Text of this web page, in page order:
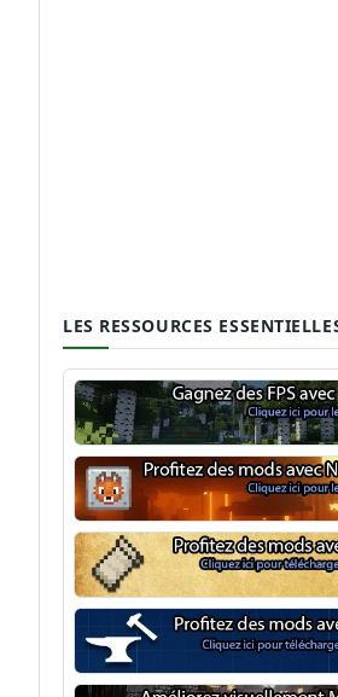
LES RESSOURCES
Optifine
NeoForge
Minecraft Fabric
Minecraft Forge